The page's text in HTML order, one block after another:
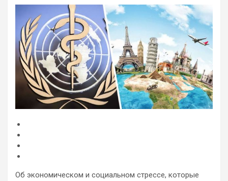
Об экономическом и социальном стрессе, которые